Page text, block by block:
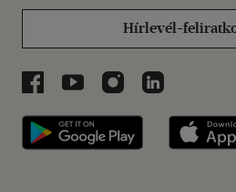
Hírlevél-
Libri a Facebookon
Libri a Youtube-on
Libri azLibri a
Libri